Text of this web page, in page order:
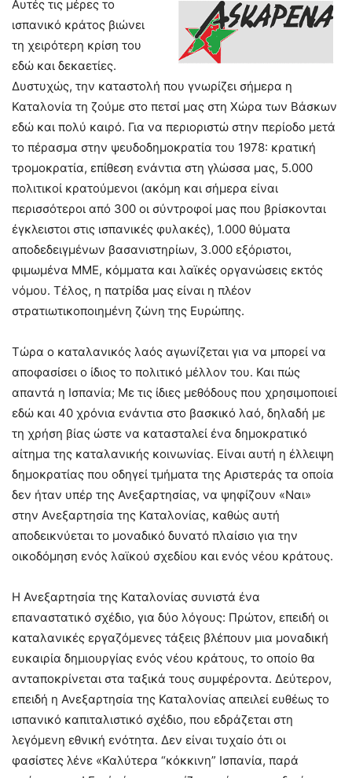
Αυτές τις μέρες το
ισπανικό κράτος βιώνει
τη χειρότερη κρίση του
εδώ και δεκαετίες.
Δυστυχώς, την καταστολή που γνωρίζει σήμερα η
Καταλονία τη ζούμε στο πετσί μας στη Χώρα των Βάσκων
εδώ και πολύ καιρό. Για να περιοριστώ στην περίοδο μετά
το πέρασμα στην ψευδοδημοκρατία του 1978: κρατική
τρομοκρατία, επίθεση ενάντια στη γλώσσα μας, 5.000
πολιτικοί κρατούμενοι (ακόμη και σήμερα είναι
περισσότεροι από 300 οι σύντροφοί μας που βρίσκονται
έγκλειστοι στις ισπανικές φυλακές), 1.000 θύματα
αποδεδειγμένων βασανιστηρίων, 3.000 εξόριστοι,
φιμωμένα ΜΜΕ, κόμματα και λαϊκές οργανώσεις εκτός
νόμου. Τέλος, η πατρίδα μας είναι η πλέον
στρατιωτικοποιημένη ζώνη της Ευρώπης.
Τώρα ο καταλανικός λαός αγωνίζεται για να μπορεί να
αποφασίσει ο ίδιος το πολιτικό μέλλον του. Και πώς
απαντά η Ισπανία; Με τις ίδιες μεθόδους που χρησιμοποιεί
εδώ και 40 χρόνια ενάντια στο βασκικό λαό, δηλαδή με
τη χρήση βίας ώστε να κατασταλεί ένα δημοκρατικό
αίτημα της καταλανικής κοινωνίας. Είναι αυτή η έλλειψη
δημοκρατίας που οδηγεί τμήματα της Αριστεράς τα οποία
δεν ήταν υπέρ της Ανεξαρτησίας, να ψηφίζουν «Ναι»
στην Ανεξαρτησία της Καταλονίας, καθώς αυτή
αποδεικνύεται το μοναδικό δυνατό πλαίσιο για την
οικοδόμηση ενός λαϊκού σχεδίου και ενός νέου κράτους.
Η Ανεξαρτησία της Καταλονίας συνιστά ένα
επαναστατικό σχέδιο, για δύο λόγους: Πρώτον, επειδή οι
καταλανικές εργαζόμενες τάξεις βλέπουν μια μοναδική
ευκαιρία δημιουργίας ενός νέου κράτους, το οποίο θα
ανταποκρίνεται στα ταξικά τους συμφέροντα. Δεύτερον,
επειδή η Ανεξαρτησία της Καταλονίας απειλεί ευθέως το
ισπανικό καπιταλιστικό σχέδιο, που εδράζεται στη
λεγόμενη εθνική ενότητα. Δεν είναι τυχαίο ότι οι
φασίστες λένε «Καλύτερα “κόκκινη” Ισπανία, παρά